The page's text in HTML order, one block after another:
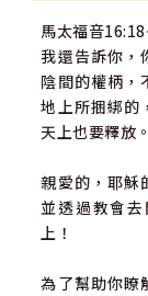
馬太福音
我還告訴你，
陰間的權柄，
地上所捆綁的
天上也要釋放。
親愛的，耶穌
並透過教會
上！
為了幫助你瞭